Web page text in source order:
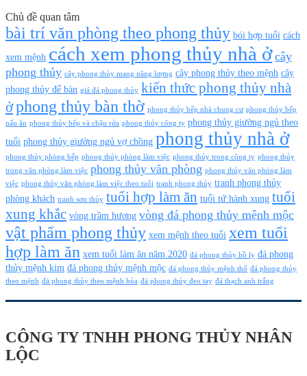
Chủ đề quan tâm
bài trí văn phòng theo phong thủy bói hợp tuổi cách
xem mệnh cách xem phong thủy nhà ở cây
phong thủy cây phong thủy mang năng lượng cây phong thủy theo mệnh cây
phong thủy để bàn giá đá phong thủy kiến thức phong thủy nhà
ởphong thủy bàn thờ phong thủy bếp nhà chung cư phong thủy bếp
nấu ăn phong thủy bếp và chậu rửa phong thủy công ty phong thủy giường ngủ theo
tuổi phong thủy giường ngủ vợ chồng phong thủy nhà ở
phong thủy phòng bếp phong thủy phòng làm việc phong thủy trong công ty phong thủy
trong văn phòng làm việc phong thủy văn phòng phong thủy văn phòng làm
việc phong thủy văn phòng làm việc theo tuổi tranh phong thủy tranh phong thủy
phòng khách tranh sơn thủy tuổi hợp làm ăn tuổi tứ hành xung tuổi
xung khắc vòng trầm hương vòng đá phong thủy mệnh mộc
vật phẩm phong thủy xem mệnh theo tuổi xem tuổi
hợp làm ăn xem tuổi làm ăn năm 2020 đá phong thủy hồ ly đá phong
thủy mệnh kim đá phong thủy mệnh mộc đá phong thủy mệnh thổ đá phong thủy
theo mệnh đá phong thủy theo mệnh hỏa đá phong thủy đeo tay đá thạch anh trắng
CÔNG TY TNHH PHONG THỦY NHÂN
LỘC